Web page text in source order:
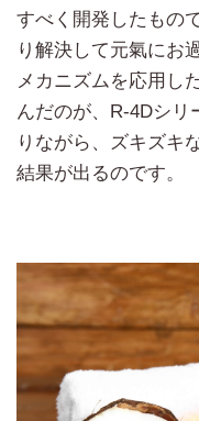
すべく開発したもの
り解決して元氣にお
メカニズムを応用し
んだのが、R-4Dシリ
りながら、ズキズキ
結果が出るのです。